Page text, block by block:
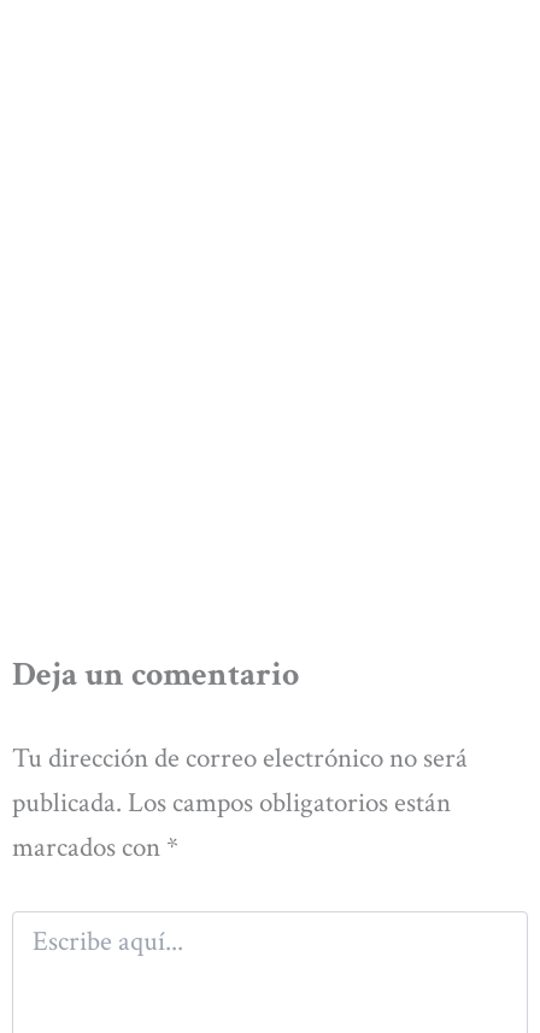
Deja un comentario
Tu dirección de correo electrónico no será
publicada. Los campos obligatorios están
marcados con *
Escribe
aquí...